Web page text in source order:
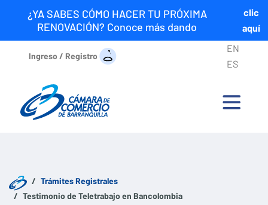
¿YA SABES CÓMO HACER TU PRÓXIMA
RENOVACIÓN? Conoce más dando
clic
aquí
Ingreso / Registro
EN
ES
Trámites Registrales
Testimonio de Teletrabajo en Bancolombia